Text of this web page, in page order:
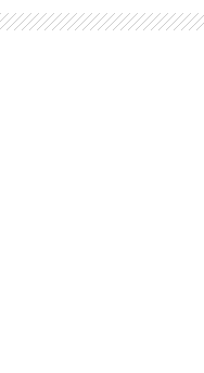
지...金 46.01% vs 鄭
반려견도 죽여
48.54% vs 鄭 44.40%
정청래 41.94% 송영길
는 시간 되길"